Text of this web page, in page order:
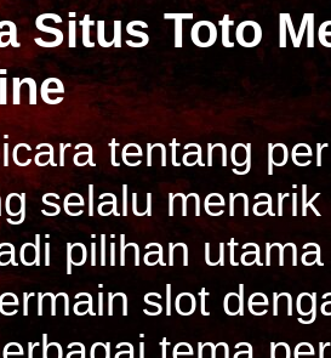
Situs Toto
tentang
selalu
pilihan
slot